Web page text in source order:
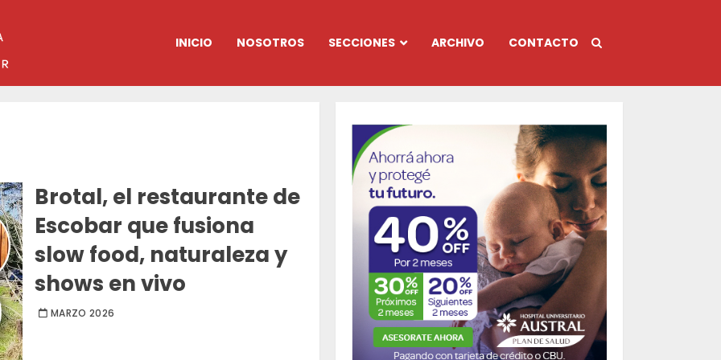
INICIO NOSOTROS SECCIONES ARCHIVO CONTACTO
Brotal, el restaurante de
Escobar que fusiona
slow food, naturaleza y
shows en vivo
MARZO 2026